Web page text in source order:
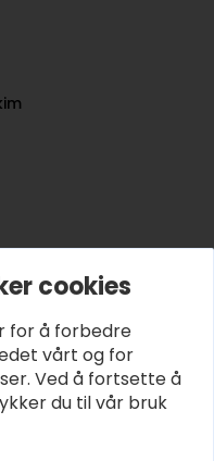
cookies
for å forbedre
vårt og for
Ved å fortsette å
du til vår bruk